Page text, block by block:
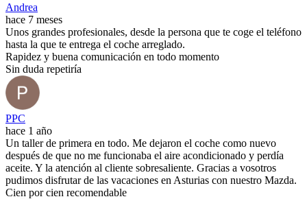
Andrea
hace 7 meses
Unos grandes profesionales, desde la persona que te coge el teléfono
hasta la que te entrega el coche arreglado.
Rapidez y buena comunicación en todo momento
Sin duda repetiría
PPC
hace 1 año
Un taller de primera en todo. Me dejaron el coche como nuevo
después de que no me funcionaba el aire acondicionado y perdía
aceite. Y la atención al cliente sobresaliente. Gracias a vosotros
pudimos disfrutar de las vacaciones en Asturias con nuestro Mazda.
Cien por cien recomendable